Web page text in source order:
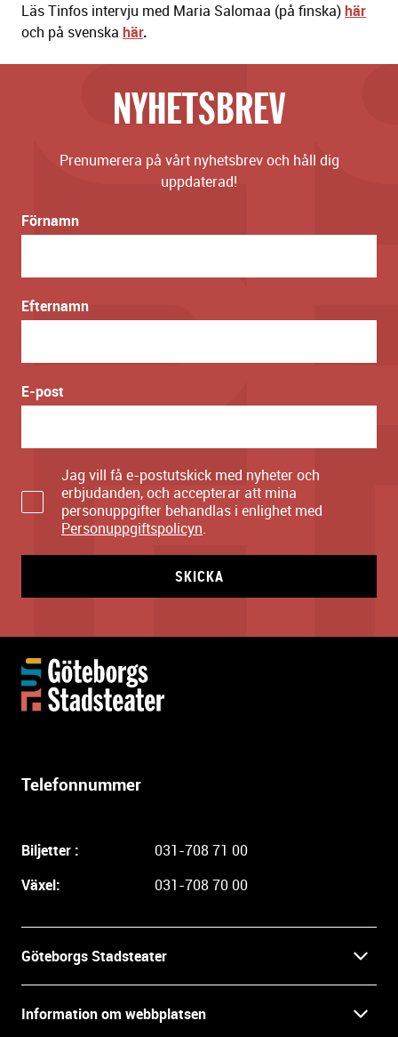
Läs Tinfos intervju med Maria Salomaa (på finska)här
och på svenska här.
NYHETSBREV
Prenumerera på vårt nyhetsbrev och håll dig
uppdaterad!
Förnamn
Efternamn
E-post
Jag vill få e-postutskick med nyheter och
erbjudanden, och accepterar att mina
personuppgifter behandlas i enlighet med
Personuppgiftspolicyn.
SKICKA
Telefonnummer
Biljetter :
031-708 71 00
Växel:
031-708 70 00
Göteborgs Stadsteater
Information om webbplatsen